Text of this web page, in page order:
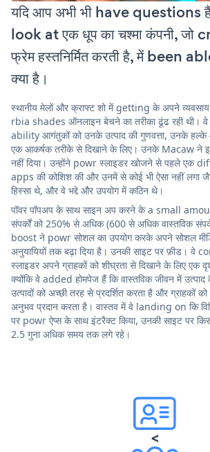
यदि आप अभी भी have questions
look at एक धूप का चश्मा कंपनी, जो
फ्रेम हस्तनिर्मित करती है, में been
क्या है।
स्थानीय मेलों और क्राफ्ट शो में getting के अपने
rbia shades ऑनलाइन बेचने का तरीका ढूंढ रही
ability आगंतुकों को उनके उत्पाद की गुणवत्ता, उनके हल्के
एक आकर्षक तरीके से दिखाने के लिए। उनके Macaw ने
नहीं दिया। उन्होंने powr स्लाइडर खोजने से पहले
apps की कोशिश की और उनमें से कोई भी ऐसा नहीं लगा
हिस्सा थे, और वे भद्दे और उपयोग में कठिन थे।
पॉवर पॉपअप के साथ साइन अप करने के a small
संपर्कों को 250% से अधिक (600 से अधिक वास्तविक
boost ने powr सोशल का उपयोग करके अपने सोशल
अनुयायियों तक बढ़ा दिया है। उनकी साइट पर फ़ीड। वे
स्लाइडर अपने ग्राहकों को शीघ्रता से दिखाने के लिए एक
क्योंकि वे added होमपेज हैं कि वास्तविक जीवन में
उत्पादों को अच्छी तरह से प्रदर्शित करता है और ग्राहकों
अनुभव प्रदान करता है। वास्तव में वे landing on कि
पर powr ऐप्स के साथ इंटरैक्ट किया, उनकी साइट पर
2.5 गुना अधिक समय तक लगे रहे।
<